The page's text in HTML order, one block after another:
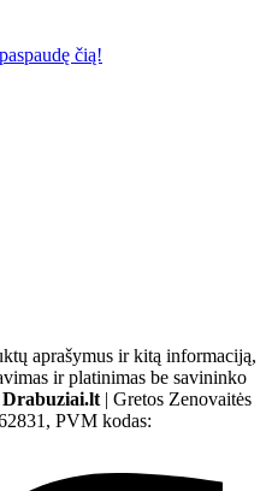
paspaudę čią!
aprašymus ir kitą informaciją,
ir platinimas be savininko
Drabuziai.lt | Gretos Zenovaitės
PVM kodas: